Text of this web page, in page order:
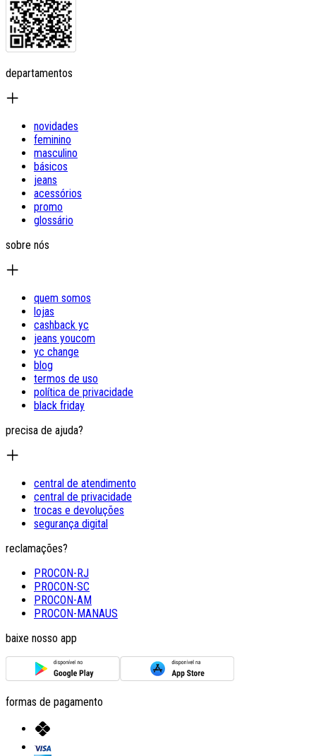
departamentos
novidades
feminino
masculino
básicos
jeans
acessórios
promo
glossário
sobre nós
quem somos
lojas
cashback yc
jeans youcom
yc change
blog
termos de uso
política de privacidade
black friday
precisa de ajuda?
central de atendimento
central de privacidade
trocas e devoluções
segurança digital
reclamações?
PROCON-RJ
PROCON-SC
PROCON-AM
PROCON-MANAUS
baixe nosso app
formas de pagamento